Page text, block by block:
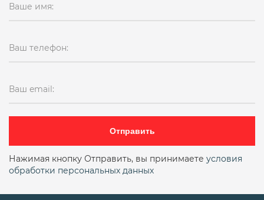
Ваше имя:
Ваш телефон:
Ваш email:
Отправить
Нажимая кнопку Отправить, вы принимаете условия
обработки персональных данных